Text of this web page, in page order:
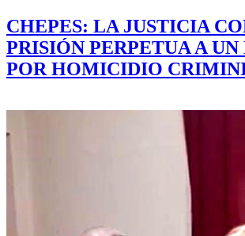
CHEPES: LA JUSTICIA
PRISIÓN PERPETUA A
POR HOMICIDIO